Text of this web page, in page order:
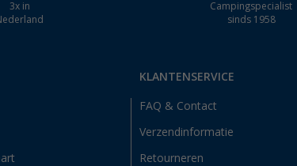
3x in
Campingspecialist
sinds 1958
KLANTENSERVICE
FAQ & Contact
Verzendinformatie
Retourneren